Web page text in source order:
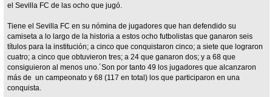
el Sevilla FC de las ocho que jugó.
Tiene el Sevilla FC en su nómina de jugadores que han defendido su
camiseta a lo largo de la historia a estos ocho futbolistas que ganaron seis
títulos para la institución; a cinco que conquistaron cinco; a siete que lograron
cuatro; a cinco que obtuvieron tres; a 24 que ganaron dos; y a 68 que
consiguieron al menos uno.´Son por tanto 49 los jugadores que alcanzaron
más de un campeonato y 68 (117 en total) los que participaron en una
conquista.